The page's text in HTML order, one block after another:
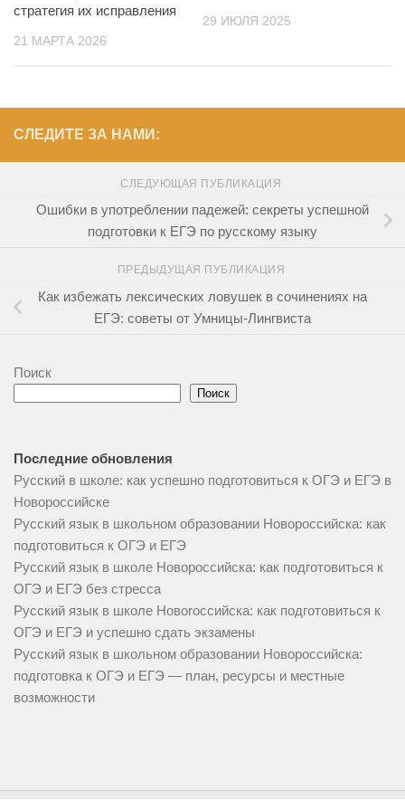
стратегия их исправления
21 МАРТА 2026
29 ИЮЛЯ 2025
СЛЕДИТЕ ЗА НАМИ:
СЛЕДУЮЩАЯ ПУБЛИКАЦИЯ
Ошибки в употреблении падежей: секреты успешной
подготовки к ЕГЭ по русскому языку
ПРЕДЫДУЩАЯ ПУБЛИКАЦИЯ
Как избежать лексических ловушек в сочинениях на
ЕГЭ: советы от Умницы-Лингвиста
Поиск
Поиск
Последние обновления
Русский в школе: как успешно подготовиться к ОГЭ и ЕГЭ в
Новороссийске
Русский язык в школьном образовании Новороссийска: как
подготовиться к ОГЭ и ЕГЭ
Русский язык в школе Новороссийска: как подготовиться к
ОГЭ и ЕГЭ без стресса
Русский язык в школе Новorоссийска: как подготовиться к
ОГЭ и ЕГЭ и успешно сдать экзамены
Русский язык в школьном образовании Новороссийска:
подготовка к ОГЭ и ЕГЭ — план, ресурсы и местные
возможности